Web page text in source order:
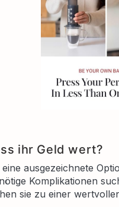
ihr Geld wert?
ausgezeichnete
Komplikationen
sie zu einer